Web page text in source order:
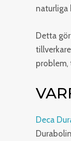
naturliga
Detta
Deca